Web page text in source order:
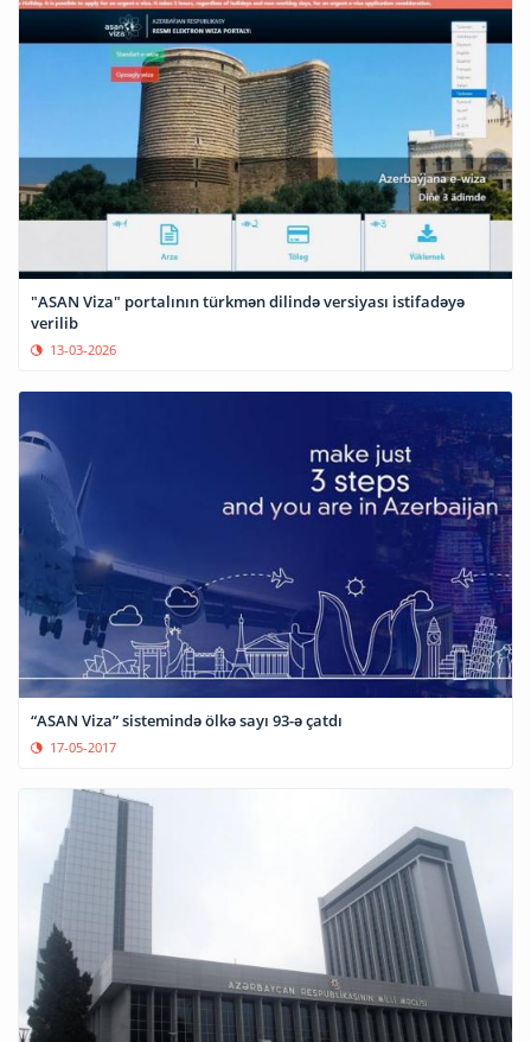
"ASAN Viza" portalının türkmən dilində versiyası istifadəyə
verilib
13-03-2026
“ASAN Viza” sistemində ölkə sayı 93-ə çatdı
17-05-2017